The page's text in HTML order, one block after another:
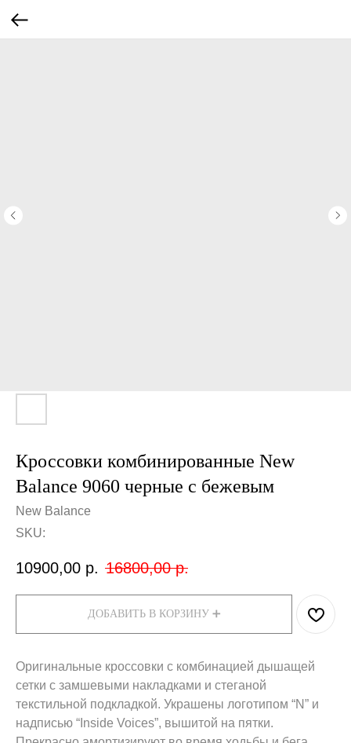
Кроссовки комбинированные New
Balance 9060 черные с бежевым
New Balance
SKU:
10900,00 р. 16800,00 р.
ДОБАВИТЬ В КОРЗИНУ ➕
Оригинальные кроссовки с комбинацией дышащей
сетки с замшевыми накладками и стеганой
текстильной подкладкой. Украшены логотипом “N” и
надписью “Inside Voices”, вышитой на пятки.